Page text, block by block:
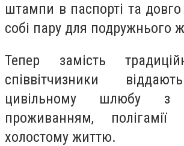
штампи в паспорті та
собі пару для подружнього
Тепер замість
співвітчизники
цивільному шлюбу з
проживанням,
холостому життю.